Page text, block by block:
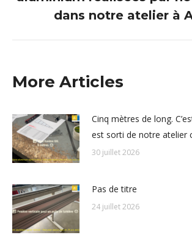
suivant
dans notre atelier à
More Articles
Cinq mètres de long.
est sorti de notre atelier
30 juillet 2026
Pas de titre
24 juillet 2026